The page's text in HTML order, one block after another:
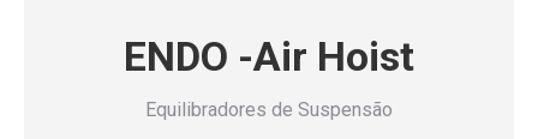
ENDO -Air Hoist
Equilibradores de Suspensão